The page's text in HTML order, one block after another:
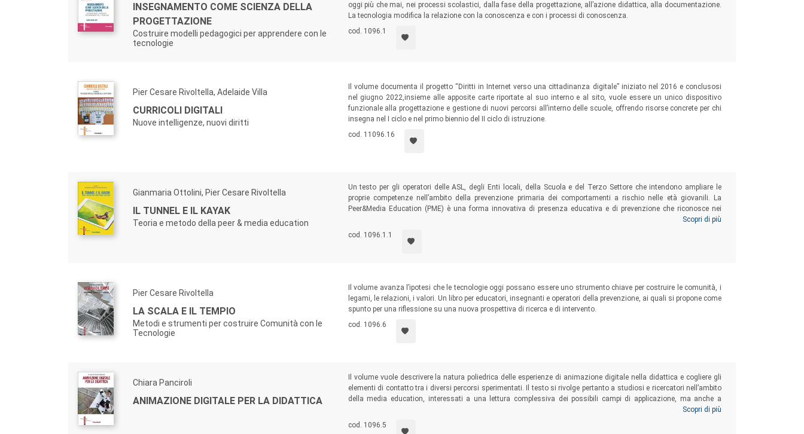
INSEGNAMENTO COME SCIENZA DELLA
PROGETTAZIONE
Costruire modelli pedagogici per apprendere con le
tecnologie
oggi più che mai, nei processi scolastici, dalla fase della progettazione, all’azione didattica, alla documentazione.
La tecnologia modifica la relazione con la conoscenza e con i processi di conoscenza.
cod. 1096.1
Pier Cesare Rivoltella, Adelaide Villa
CURRICOLI DIGITALI
Nuove intelligenze, nuovi diritti
Il volume documenta il progetto “Diritti in Internet verso una cittadinanza digitale” iniziato nel 2016 e conclusosi
nel giugno 2022,insieme alle apposite carte riportate al suo interno e al sito, vuole essere un unico dispositivo
funzionale alla progettazione e gestione di nuovi percorsi all’interno delle scuole, offrendo risorse concrete per chi
insegna nel I ciclo e nel primo biennio del II ciclo di istruzione.
cod. 11096.16
Gianmaria Ottolini, Pier Cesare Rivoltella
IL TUNNEL E IL KAYAK
Teoria e metodo della peer & media education
Un testo per gli operatori delle ASL, degli Enti locali, della Scuola e del Terzo Settore che intendono ampliare le
proprie competenze nell’ambito della prevenzione primaria dei comportamenti a rischio nelle età giovanili. La
Peer&Media Education (PME) è una forma innovativa di presenza educativa e di prevenzione che riconosce nei
media, in particolare nei social network, uno spazio e uno strumento di intervento grazie all’attivazione di
competenze sociali diffuse.
Scopri di più
cod. 1096.1.1
Pier Cesare Rivoltella
LA SCALA E IL TEMPIO
Metodi e strumenti per costruire Comunità con le
Tecnologie
Il volume avanza l’ipotesi che le tecnologie oggi possano essere uno strumento chiave per costruire le comunità, i
legami, le relazioni, i valori. Un libro per educatori, insegnanti e operatori della prevenzione, ai quali si propone come
spunto per una riflessione su una nuova prospettiva di ricerca e di intervento.
cod. 1096.6
Chiara Panciroli
ANIMAZIONE DIGITALE PER LA DIDATTICA
Il volume vuole descrivere la natura poliedrica delle esperienze di animazione digitale nella didattica e cogliere gli
elementi di contatto tra i diversi percorsi sperimentati. Il testo si rivolge pertanto a studiosi e ricercatori nell’ambito
della media education, interessati a una lettura complessiva dei possibili campi di applicazione, ma anche a
insegnanti, educatori e pedagogisti particolarmente attenti agli aspetti educativo-didattici dell’animazione digitale.
Scopri di più
cod. 1096.5